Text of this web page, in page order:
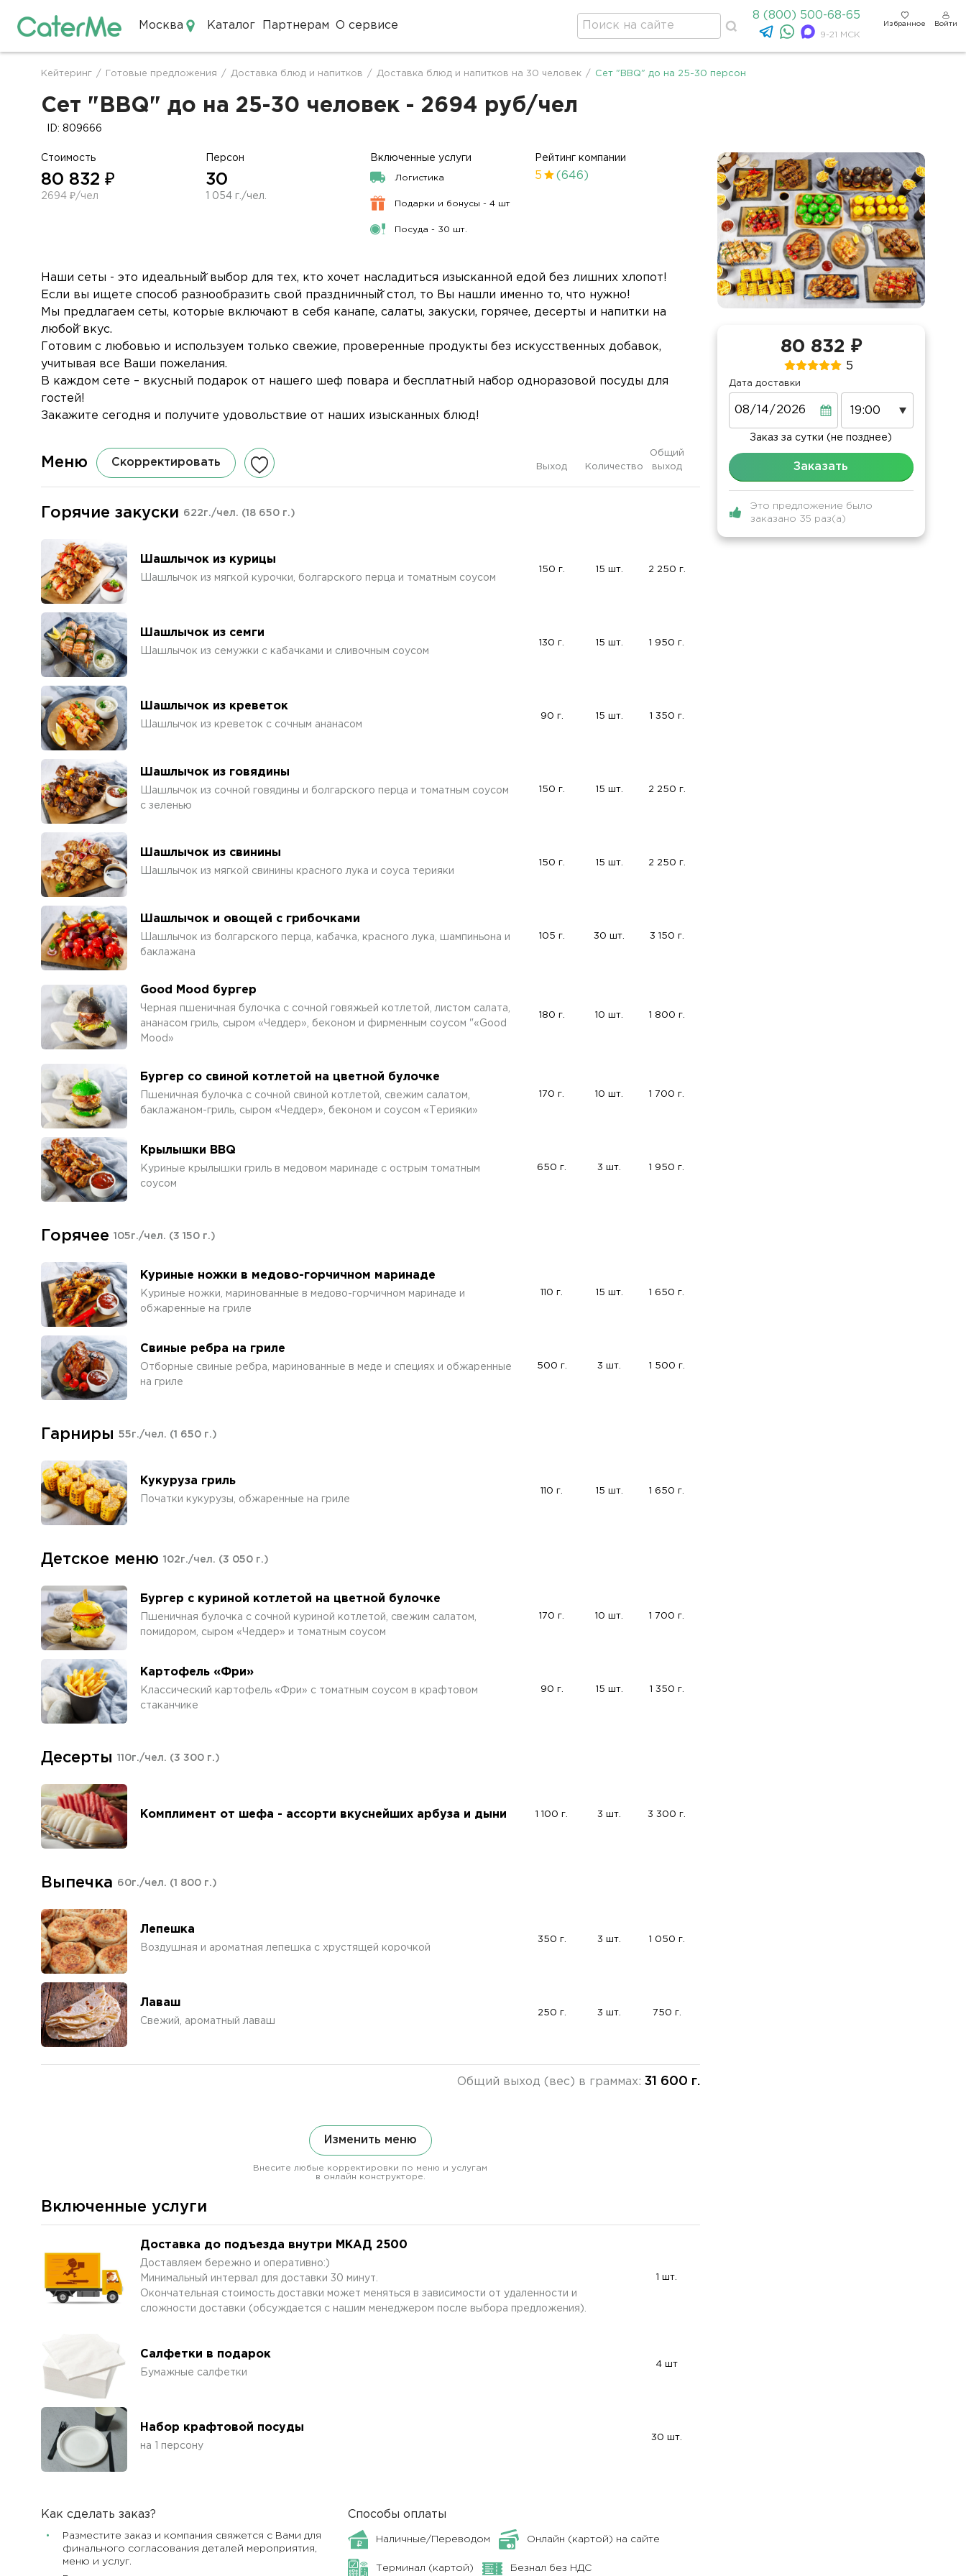
Москва Каталог Партнерам О сервисе
8 (800) 500-68-65
9-21 МСК
Избранное Войти
Строка
навигации
Кейтеринг / Готовые предложения / Доставка блюд и напитков / Доставка блюд и напитков на 30 человек / Сет "BBQ" до на 25-30 персон
Сет "BBQ" до на 25-30 человек - 2694 руб/чел
ID: 809666
Стоимость
80 832 ₽
2694 ₽/чел
Персон
30
1 054 г./чел.
Включенные услуги
Логистика
Подарки и бонусы - 4 шт
Посуда - 30 шт.
Рейтинг компании
5 (646)
Наши сеты - это идеальный̆ выбор для тех, кто хочет насладиться изысканной едой без лишних хлопот!
Если вы ищете способ разнообразить свой праздничный̆ стол, то Вы нашли именно то, что нужно!
Мы предлагаем сеты, которые включают в себя канапе, салаты, закуски, горячее, десерты и напитки на
любой̆ вкус.
Готовим с любовью и используем только свежие, проверенные продукты без искусственных добавок,
учитывая все Ваши пожелания.
В каждом сете – вкусный подарок от нашего шеф повара и бесплатный набор одноразовой посуды для
гостей!
Закажите сегодня и получите удовольствие от наших изысканных блюд!
Меню Скорректировать Выход Количество
Общий
выход
Горячие закуски 622г./чел. (18 650 г.)
Шашлычок из курицы
Шашлычок из мягкой курочки, болгарского перца и томатным соусом
150 г. 15 шт. 2 250 г.
Шашлычок из семги
Шашлычок из семужки с кабачками и сливочным соусом
130 г. 15 шт. 1 950 г.
Шашлычок из креветок
Шашлычок из креветок с сочным ананасом
90 г. 15 шт. 1 350 г.
Шашлычок из говядины
Шашлычок из сочной говядины и болгарского перца и томатным соусом
с зеленью
150 г. 15 шт. 2 250 г.
Шашлычок из свинины
Шашлычок из мягкой свинины красного лука и соуса терияки
150 г. 15 шт. 2 250 г.
Шашлычок и овощей с грибочками
Шашлычок из болгарского перца, кабачка, красного лука, шампиньона и
баклажана
105 г. 30 шт. 3 150 г.
Good Mood бургер
Черная пшеничная булочка с сочной говяжьей котлетой, листом салата,
ананасом гриль, сыром «Чеддер», беконом и фирменным соусом "«Good
Mood»
180 г. 10 шт. 1 800 г.
Бургер со свиной котлетой на цветной булочке
Пшеничная булочка с сочной свиной котлетой, свежим салатом,
баклажаном-гриль, сыром «Чеддер», беконом и соусом «Терияки»
170 г. 10 шт. 1 700 г.
Крылышки BBQ
Куриные крылышки гриль в медовом маринаде с острым томатным
соусом
650 г. 3 шт. 1 950 г.
Горячее 105г./чел. (3 150 г.)
Куриные ножки в медово-горчичном маринаде
Куриные ножки, маринованные в медово-горчичном маринаде и
обжаренные на гриле
110 г. 15 шт. 1 650 г.
Свиные ребра на гриле
Отборные свиные ребра, маринованные в меде и специях и обжаренные
на гриле
500 г. 3 шт. 1 500 г.
Гарниры 55г./чел. (1 650 г.)
Кукуруза гриль
Початки кукурузы, обжаренные на гриле
110 г. 15 шт. 1 650 г.
Детское меню 102г./чел. (3 050 г.)
Бургер с куриной котлетой на цветной булочке
Пшеничная булочка с сочной куриной котлетой, свежим салатом,
помидором, сыром «Чеддер» и томатным соусом
170 г. 10 шт. 1 700 г.
Картофель «Фри»
Классический картофель «Фри» с томатным соусом в крафтовом
стаканчике
90 г. 15 шт. 1 350 г.
Десерты 110г./чел. (3 300 г.)
Комплимент от шефа - ассорти вкуснейших арбуза и дыни 1 100 г. 3 шт. 3 300 г.
Выпечка 60г./чел. (1 800 г.)
Лепешка
Воздушная и ароматная лепешка с хрустящей корочкой
350 г. 3 шт. 1 050 г.
Лаваш
Свежий, ароматный лаваш
250 г. 3 шт. 750 г.
Общий выход (вес) в граммах: 31 600 г.
Изменить меню
Внесите любые корректировки по меню и услугам
в онлайн конструкторе.
Включенные услуги
Доставка до подъезда внутри МКАД 2500
Доставляем бережно и оперативно:)
Минимальный интервал для доставки 30 минут.
Окончательная стоимость доставки может меняться в зависимости от удаленности и
сложности доставки (обсуждается с нашим менеджером после выбора предложения).
1 шт.
Салфетки в подарок
Бумажные салфетки
4 шт
Набор крафтовой посуды
на 1 персону
30 шт.
Как сделать заказ?
Разместите заказ и компания свяжется с Вами для
финального согласования деталей мероприятия,
меню и услуг.
Способы оплаты
Наличные/Переводом Онлайн (картой) на сайте
Терминал (картой) Безнал без НДС
80 832 ₽
5
Дата доставки
Заказ за сутки (не позднее)
Заказать
Это предложение было
заказано 35 раз(а)